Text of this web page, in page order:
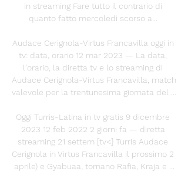
in streaming Fare tutto il contrario di
quanto fatto mercoledì scorso a...
Audace Cerignola-Virtus Francavilla oggi in
tv: data, orario 12 mar 2023 — La data,
l'orario, la diretta tv e lo streaming di
Audace Cerignola-Virtus Francavilla, match
valevole per la trentunesima giornata del ...
Oggi Turris-Latina in tv gratis 9 dicembre
2023 12 feb 2022 2 giorni fa — diretta
streaming 21 settem [tv<] Turris Audace
Cerignola in Virtus Francavilla il prossimo 2
aprile) e Gyabuaa, tornano Rafia, Kraja e ...